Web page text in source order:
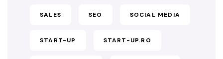
SALES SEO SOCIAL MEDIA
START-UP START-UP.RO